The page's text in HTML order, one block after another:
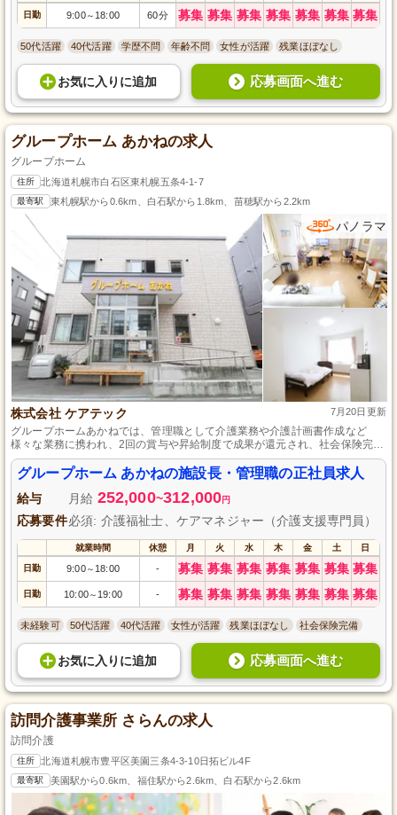
日勤 9:00～ 18:00 60分 募集 募集 募集 募集 募集 募集 募集
50代活躍 40代活躍 学歴不問 年齢不問 女性が活躍 残業ほぼなし
お気に入り に追加 応募画面へ進む
グループホーム あかねの求人
グループホーム
住所 北海道札幌市白石区東札幌五条4-1-7
最寄駅 東札幌駅から0.6km、白石駅から1.8km、苗穂駅から2.2km
パノラマ
株式会社 ケアテック 7月20日更新
グループホームあかねでは、管理職として介護業務や介護計画書作成など
様々な業務に携われ、2回の賞与や昇給制度で成果が還元され、社会保険完
備・再雇用制度のある安心の職場です。通勤手当全額支給とアクセス良好な
東札幌駅近くなので通勤も便利です。
グループホーム あかねの施設長・管理職の正社員求人
給与 月給 252,000~312,000円
応募要件必須: 介護福祉士、ケアマネジャー（介護支援専門員）
就業時間 休憩 月 火 水 木 金 土 日
日勤 9:00～ 18:00 - 募集 募集 募集 募集 募集 募集 募集
日勤 10:00～ 19:00 - 募集 募集 募集 募集 募集 募集 募集
未経験可 50代活躍 40代活躍 女性が活躍 残業ほぼなし 社会保険完備
お気に入り に追加 応募画面へ進む
訪問介護事業所 さらんの求人
訪問介護
住所 北海道札幌市豊平区美園三条4-3-10日拓ビル4F
最寄駅 美園駅から0.6km、福住駅から2.6km、白石駅から2.6km